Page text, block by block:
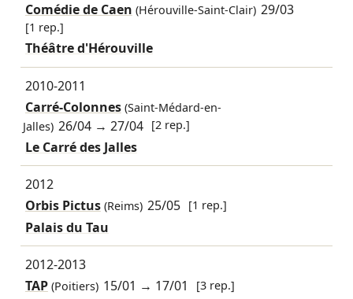
Comédie de Caen (Hérouville-Saint-Clair) 29/03
[1 rep.]
Théâtre d'Hérouville
2010-2011
Carré-Colonnes(Saint-Médard-en-
Jalles) 26/04 →27/04 [2 rep.]
Le Carré des Jalles
2012
Orbis Pictus(Reims) 25/05 [1 rep.]
Palais du Tau
2012-2013
TAP(Poitiers) 15/01 → 17/01 [3 rep.]